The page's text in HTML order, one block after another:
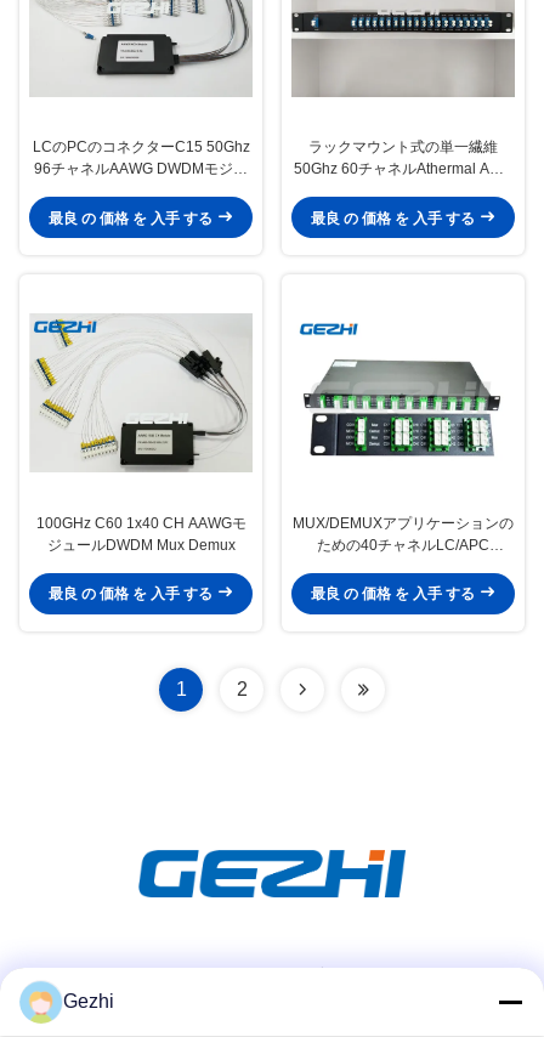
LCのPCのコネクターC15 50Ghz
96チャネルAAWG DWDMモジュ
最良 の 価格 を 入手 する
ラックマウント式の単一繊維
50Ghz 60チャネルAthermal AWG
最良 の 価格 を 入手 する
100GHz C60 1x40 CH AAWGモ
ジュールDWDM Mux Demux
最良 の 価格 を 入手 する
MUX/DEMUXアプリケーションの
ための40チャネルLC/APC
ール
最良 の 価格 を 入手 する
1 2
Gezhi